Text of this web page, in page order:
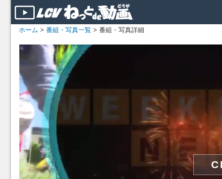
ホーム > 番組・写真一覧 > 番組・写真詳細